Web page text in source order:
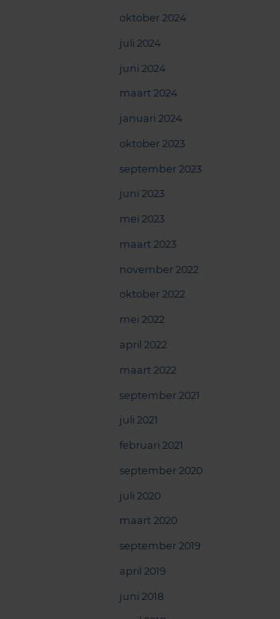
oktober 2024
juli 2024
juni 2024
maart 2024
januari 2024
oktober 2023
september 2023
juni 2023
mei 2023
maart 2023
november 2022
oktober 2022
mei 2022
april 2022
maart 2022
september 2021
juli 2021
februari 2021
september 2020
juli 2020
maart 2020
september 2019
april 2019
juni 2018